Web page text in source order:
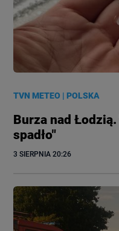
TVN METEO |POLSKA
Burza nad
spadło"
3 SIERPNIA 20:26